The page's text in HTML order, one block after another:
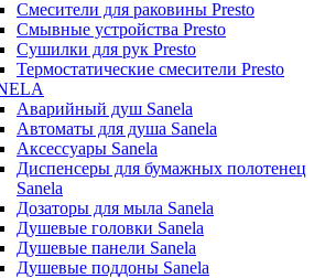
Смесители для раковины Presto
Смывные устройства Presto
Сушилки для рук Presto
Термостатические смесители Presto
Аварийный душ Sanela
Автоматы для душа Sanela
Аксессуары Sanela
Диспенсеры для бумажных полотенец
Sanela
Дозаторы для мыла Sanela
Душевые головки Sanela
Душевые панели Sanela
Душевые поддоны Sanela